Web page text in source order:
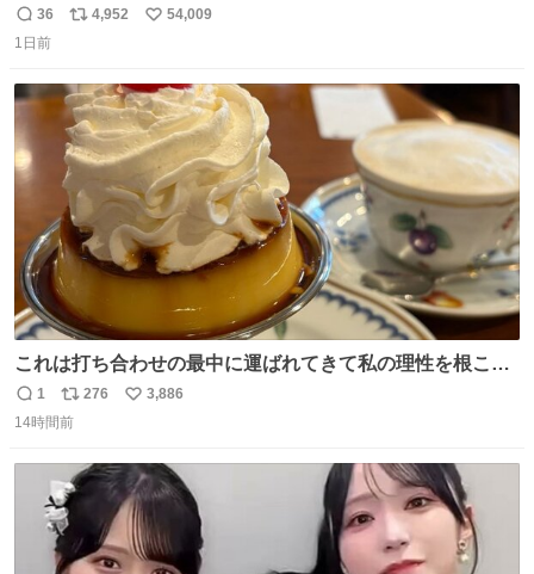
「くつろ木」。
返
信
36
リ
ト
数
4,952
い
数
54,009
1日前
これは打ち合わせの最中に運ばれてきて私の理性を根こそ
ぎ奪い去ったプリンの写真です。
返
信
1
リ
ポ
ト
数
276
い
数
3,886
14時間前